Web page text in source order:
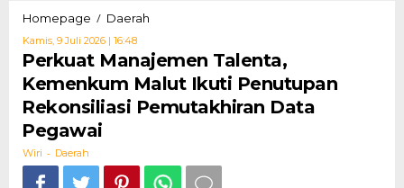
Homepage / Daerah
Talenta,
Kemenkum
Malut
Penutupan
Data
Pegawai
Kamis, 9 Juli 2026 | 16:48Oleh
Wiri
Perkuat Manajemen Talenta,
Kemenkum Malut Ikuti Penutupan
Rekonsiliasi Pemutakhiran Data
Pegawai
Wiri - Daerah